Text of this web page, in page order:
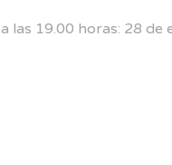
las 19.00 horas: 28 de